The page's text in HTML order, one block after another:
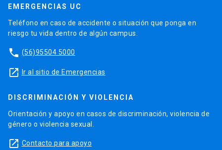
EMERGENCIAS UC
Teléfono en caso de accidente o situación que ponga en
riesgo tu vida dentro de algún campus.
phone (56)95504 5000
launch Ir al sitio de Emergencias
DISCRIMINACIÓN Y VIOLENCIA
Orientación y apoyo en casos de discriminación, violencia de
género o violencia sexual.
launch Contacto para apoyo